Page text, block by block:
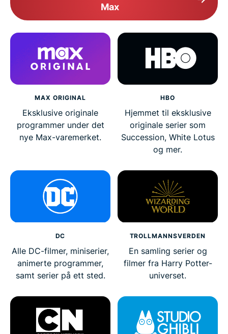
Max
MAX ORIGINAL
Eksklusive originale
programmer under det
nye Max-varemerket.
HBO
Hjemmet til eksklusive
originale serier som
Succession, White Lotus
og mer.
DC
Alle DC-filmer, miniserier,
animerte programmer,
samt serier på ett sted.
TROLLMANNSVERDEN
En samling serier og
filmer fra Harry Potter-
universet.